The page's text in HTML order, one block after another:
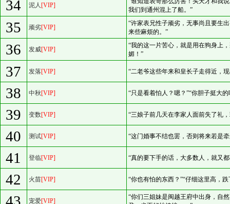
34 泥人 [VIP]
我们到通州混上了船。”
35 顽劣[VIP]
“许家表兄性子顽劣，无事尚且要生
来些麻烦的。”
36 发威[VIP]
“我的这一片苦心，就是用在狗身上
媚！”
37 发落[VIP] “二老爷这些年来和皇长子走得近，
38 中秋[VIP] “只是看着怕人？嗯？”“你胆子挺大的
39 变数[VIP] “三娘子前几天在李家人面前失了礼
40 测试[VIP] “这门婚事不结也罢，否则将来若是
41 登临[VIP] “真的要下手的话，大多数人，就又
42 火苗[VIP] “你也有怕的东西？”“仔细这里高，
宠爱[VIP]
“你们三姐妹是闽越王府中出身，自